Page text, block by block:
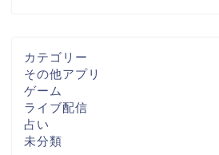
カテゴリー
その他アプリ
ゲーム
ライブ配信
占い
未分類